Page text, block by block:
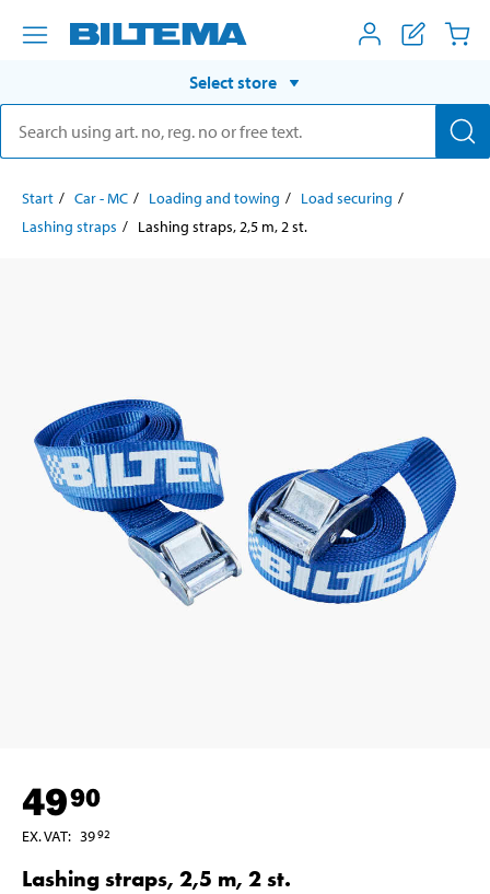
Select store
Start Car - MC Loading and towing
Load securing
Lashing straps
Lashing straps, 2,5 m, 2 st.
4990
EX. VAT: 3992
Lashing straps, 2,5 m, 2 st.